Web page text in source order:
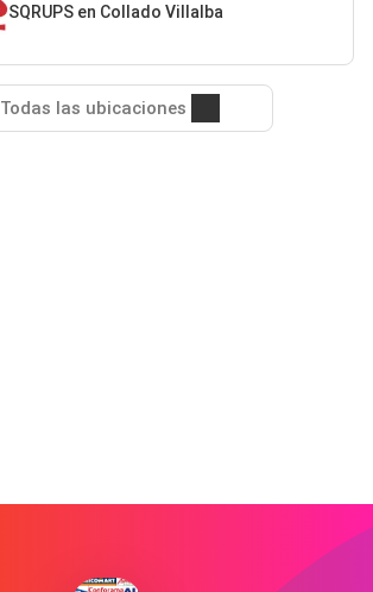
SQRUPS en Collado Villalba
Todas las ubicaciones